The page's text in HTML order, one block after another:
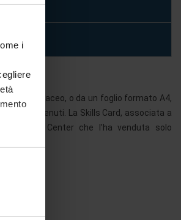
i
se cartaceo, o da un foglio formato A4,
via sostenuti. La Skills Card, associata a
Test Center che l’ha venduta solo